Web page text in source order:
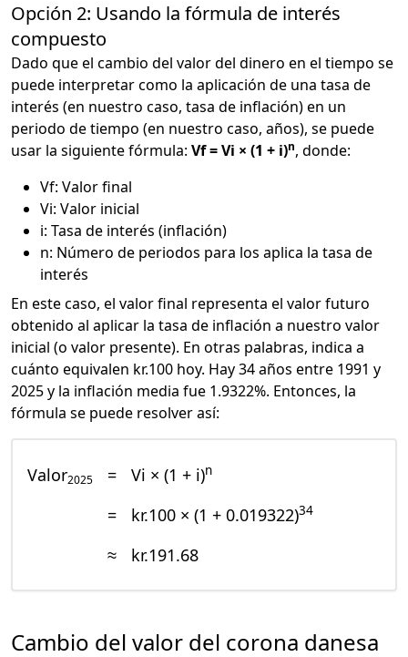
Opción 2: Usando la fórmula de interés
compuesto
Dado que el cambio del valor del dinero en el tiempo se
puede interpretar como la aplicación de una tasa de
interés (en nuestro caso, tasa de inflación) en un
periodo de tiempo (en nuestro caso, años), se puede
usar la siguiente fórmula: Vf = Vi × (1 + i)n, donde:
Vf: Valor final
Vi: Valor inicial
i: Tasa de interés (inflación)
n: Número de periodos para los aplica la tasa de
interés
En este caso, el valor final representa el valor futuro
obtenido al aplicar la tasa de inflación a nuestro valor
inicial (o valor presente). En otras palabras, indica a
cuánto equivalen kr.100 hoy. Hay 34 años entre 1991 y
2025 y la inflación media fue 1.9322%. Entonces, la
fórmula se puede resolver así:
Valor2025 = Vi × (1 + i)n
= kr.100 × (1 + 0.019322)34
≈ kr.191.68
Cambio del valor del corona danesa